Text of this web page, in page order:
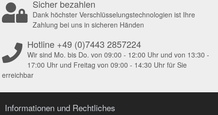
Sicher bezahlen
Dank höchster Verschlüsselungstechnologien ist Ihre
Zahlung bei uns in sicheren Händen
Hotline +49 (0)7443 2857224
Wir sind Mo. bis Do. von 09:00 - 12:00 Uhr und von 13:30 -
17:00 Uhr und Freitag von 09:00 - 14:30 Uhr für Sie
erreichbar
Informationen und Rechtliches